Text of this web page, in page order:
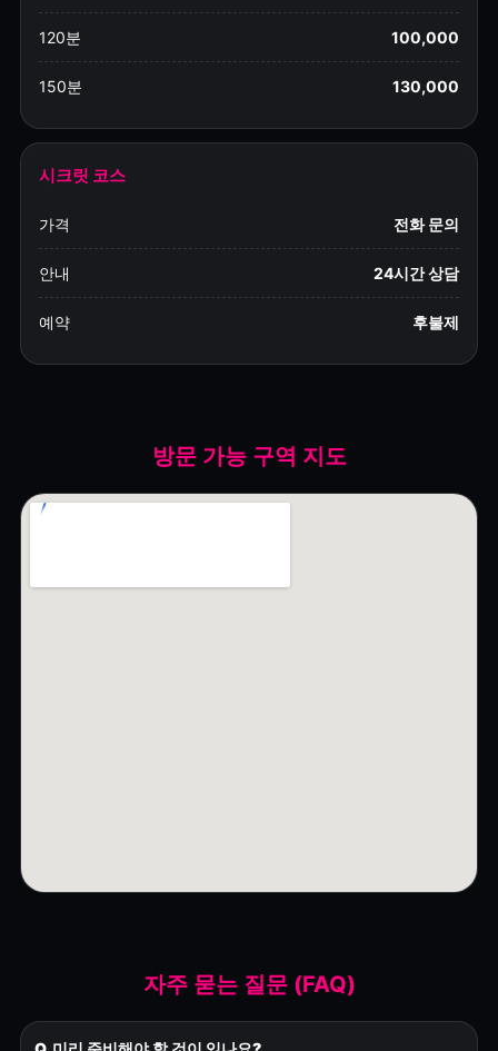
120분 100,000
150분 130,000
시크릿 코스
가격 전화 문의
안내 24시간 상담
예약 후불제
방문 가능 구역 지도
자주 묻는 질문 (FAQ)